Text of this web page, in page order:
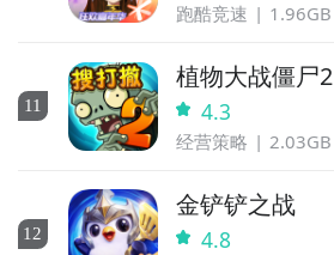
跑酷竞速 1.96GB
11
植物大战僵尸2
4.3
经营策略 2.03GB
12
金铲铲之战
4.8